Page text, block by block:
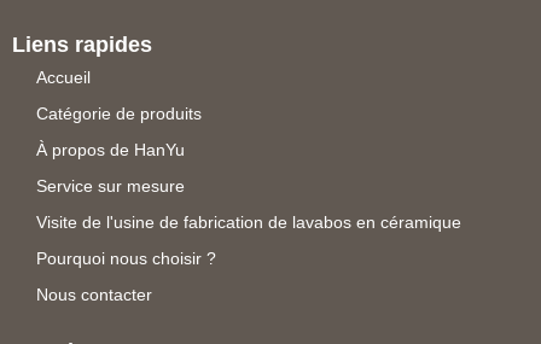
Liens rapides
Accueil
Catégorie de produits
À propos de HanYu
Service sur mesure
Visite de l'usine de fabrication de lavabos en céramique
Pourquoi nous choisir ?
Nous contacter